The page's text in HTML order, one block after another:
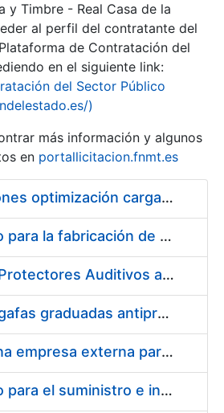
y Timbre - Real Casa de la
al perfil del contratante del
de Contratación del
en el siguiente link:
del Sector Público
)
más información y algunos
en portallicitacion.fnmt.es
Pliego condiciones optimización cargas compras firmado
Acuerdo marco para la fabricación de piezas
Suministro de Protectores Auditivos a medida para las personas trabajadoras de los Centros de Trabajo de Madrid y Burgos
Suministro de gafas graduadas antiproyecciones para los trabajadores de la FNMT-RCM en los centros de trabajo de Madrid y Burgos
Servicios de una empresa externa para el asesoramiento y resolución de los recursos de alzada que se presentan relacionados con procesos de selección para la FNMT-RCM
Acuerdo marco para el suministro e instalación de persianas, estores y otros complementos